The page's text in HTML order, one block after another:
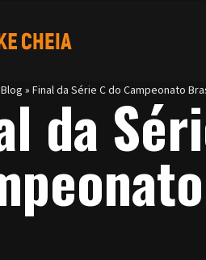
Blog »Final da Série C do Campeonato
da